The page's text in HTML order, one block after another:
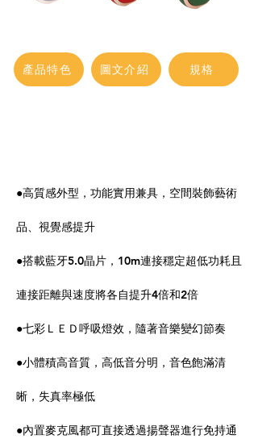
產品特色 圖文介紹 規格
●高質感外型，功能實用兼具，空間裝飾藝術
品、視覺感提升
●搭載藍牙5.0晶片，10m連接穩定超低功耗且
連接距離與速度將各自提升4倍和2倍
●七彩ＬＥＤ呼吸燈效，隨著音樂變幻節奏
●小體積高音質，高低音分明，音色飽滿清
晰，失真率極低
●內置麥克風都可直接透過揚聲器進行免持通